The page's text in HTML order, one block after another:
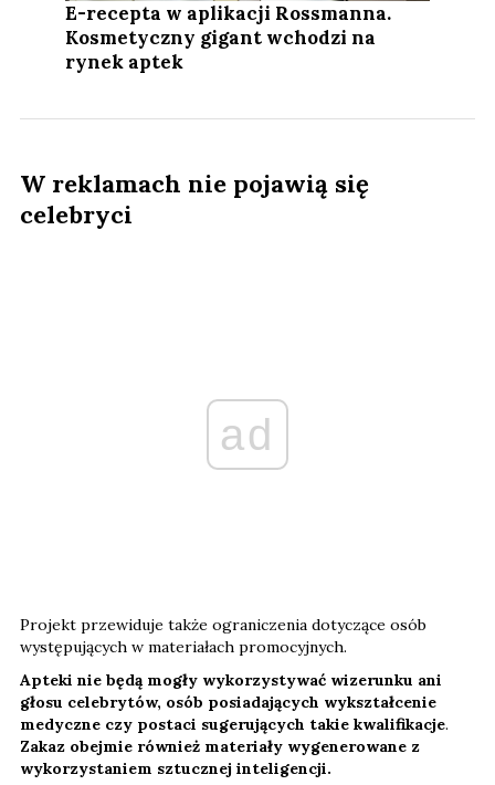
E-recepta w aplikacji Rossmanna.
Kosmetyczny gigant wchodzi na
rynek aptek
W reklamach nie pojawią się
celebryci
ad
Projekt przewiduje także ograniczenia dotyczące osób
występujących w materiałach promocyjnych.
Apteki nie będą mogły wykorzystywać wizerunku ani
głosu celebrytów, osób posiadających wykształcenie
medyczne czy postaci sugerujących takie kwalifikacje.
Zakaz obejmie również materiały wygenerowane z
wykorzystaniem sztucznej inteligencji.